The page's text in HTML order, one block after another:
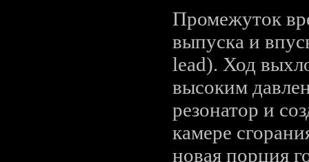
Промежуток
выпуска и
lead). Ход
высоким
резонатор и
камере
новая порция